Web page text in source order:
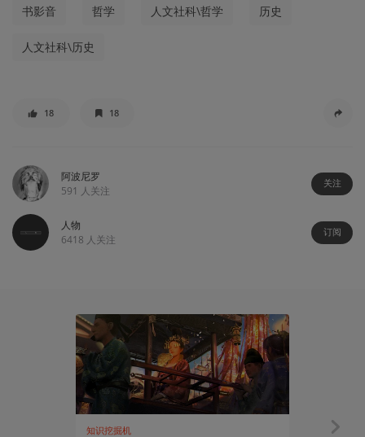
书影音 哲学 人文社科\哲学 历史
人文社科\历史
18 18
阿波尼罗
591 人关注
关注
人物
6418 人关注
订阅
知识挖掘机
知识挖掘机